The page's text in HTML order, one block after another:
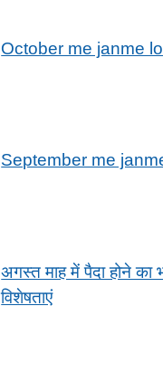
October me janme
September me
अगस्त माह में पैदा होने का
विशेषताएं